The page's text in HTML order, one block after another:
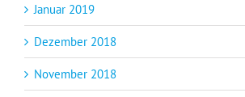
Januar 2019
Dezember 2018
November 2018